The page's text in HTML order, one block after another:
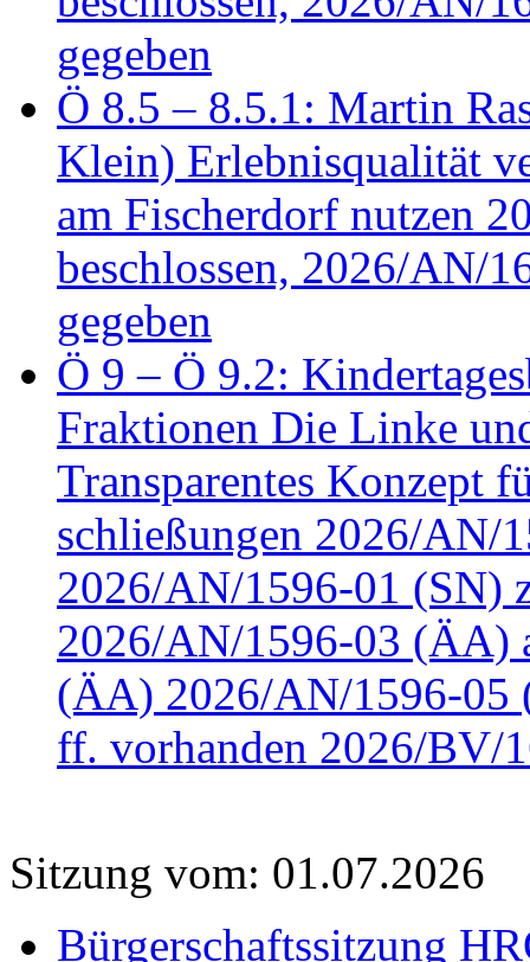
gegeben
Ö 8.5 – 8.5.1: Martin
Klein) Erlebnisqualität
am Fischerdorf nutzen
beschlossen, 2026/AN/
gegeben
Ö 9 – Ö 9.2:
Fraktionen Die Linke
Transparentes Konzept
schließungen 2026/AN/
2026/AN/1596-01 (SN)
2026/AN/1596-03 (ÄA)
(ÄA) 2026/AN/1596-05
ff. vorhanden 2026/BV/
Sitzung vom: 01.07.2026
Bürgerschaftssitzung